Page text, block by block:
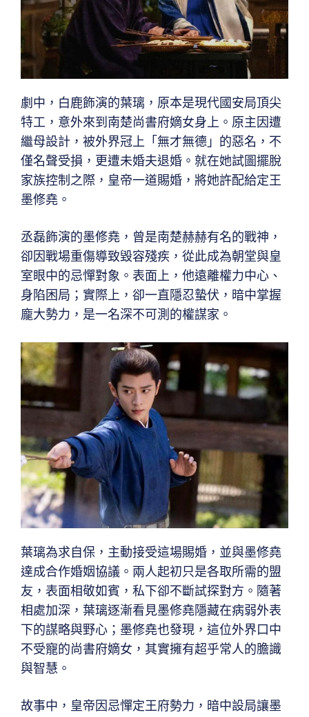
劇中，白鹿飾演的葉璃，原本是現代國安局頂尖
特工，意外來到南楚尚書府嫡女身上。原主因遭
繼母設計，被外界冠上「無才無德」的惡名，不
僅名聲受損，更遭未婚夫退婚。就在她試圖擺脫
家族控制之際，皇帝一道賜婚，將她許配給定王
墨修堯。
丞磊飾演的墨修堯，曾是南楚赫赫有名的戰神，
卻因戰場重傷導致毀容殘疾，從此成為朝堂與皇
室眼中的忌憚對象。表面上，他遠離權力中心、
身陷困局；實際上，卻一直隱忍蟄伏，暗中掌握
龐大勢力，是一名深不可測的權謀家。
葉璃為求自保，主動接受這場賜婚，並與墨修堯
達成合作婚姻協議。兩人起初只是各取所需的盟
友，表面相敬如賓，私下卻不斷試探對方。隨著
相處加深，葉璃逐漸看見墨修堯隱藏在病弱外表
下的謀略與野心；墨修堯也發現，這位外界口中
不受寵的尚書府嫡女，其實擁有超乎常人的膽識
與智慧。
故事中，皇帝因忌憚定王府勢力，暗中設局讓墨